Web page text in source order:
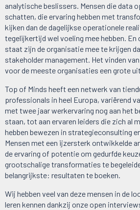
analytische beslissers. Mensen die data
schatten, die ervaring hebben met
kijken dan de dagelijkse operationele
tegelijkertijd wel voeling mee hebben. En
staat zijn de organisatie mee te krijgen
stakeholder management. Het vinden
voor de meeste organisaties een grote
Top of Minds heeft een netwerk van
professionals in heel Europa, variërend
met twee jaar werkervaring nog aan het
staan, tot aan ervaren leiders die zich al
hebben bewezen in strategieconsulting
Mensen met een ijzersterk ontwikkelde
de ervaring of potentie om gedurfde
grootschalige transformaties te
belangrijkste: resultaten te boeken.
Wij hebben veel van deze mensen in de
leren kennen dankzij onze open